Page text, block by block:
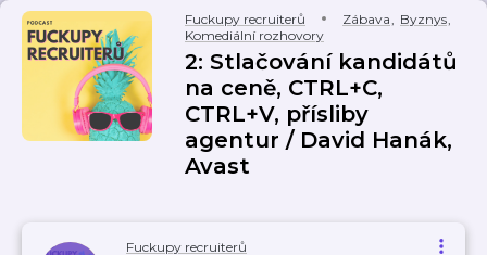
Fuckupy recruiterů Zábava, Byznys,
Komediální rozhovory
2: Stlačování kandidátů
na ceně, CTRL+C,
CTRL+V, přísliby
agentur / David Hanák,
Avast
Fuckupy recruiterů